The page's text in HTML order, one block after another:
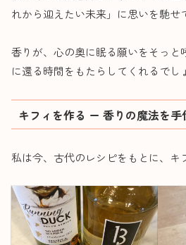
れから迎えたい未来」に思いを馳せ
香りが、心の奥に眠る願いをそっと
に還る時間をもたらしてくれるでし
キフィを作る ー 香りの魔法を手
私は今、古代のレシピをもとに、キ